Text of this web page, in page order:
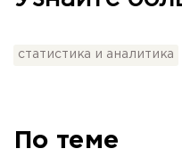
статистика и аналитика
По теме